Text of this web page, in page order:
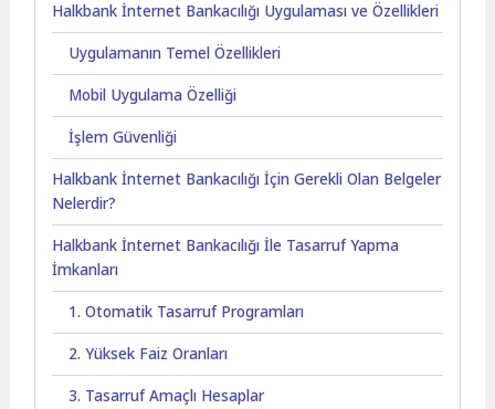
Halkbank İnternet Bankacılığı Uygulaması ve Özellikleri
Uygulamanın Temel Özellikleri
Mobil Uygulama Özelliği
İşlem Güvenliği
Halkbank İnternet Bankacılığı İçin Gerekli Olan Belgeler
Nelerdir?
Halkbank İnternet Bankacılığı İle Tasarruf Yapma
İmkanları
1. Otomatik Tasarruf Programları
2. Yüksek Faiz Oranları
3. Tasarruf Amaçlı Hesaplar